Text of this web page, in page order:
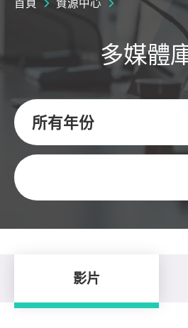
首頁 資源中心
多媒體
所有年份
關鍵字
影片